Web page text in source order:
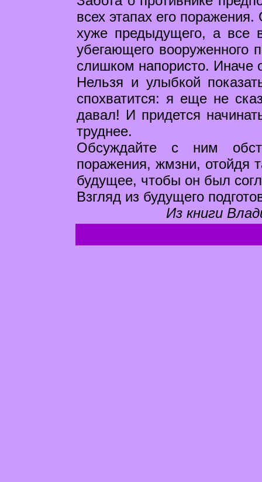
всех этапах его
хуже предыдущего, а все
убегающего вооруженного
слишком напористо. Иначе
Нельзя и улыбкой
спохватится: я еще не
давал! И придется
труднее.
Обсуждайте с ним
поражения, жмзни, отойдя
будущее, чтобы он был
Взгляд из будущего
Из книги